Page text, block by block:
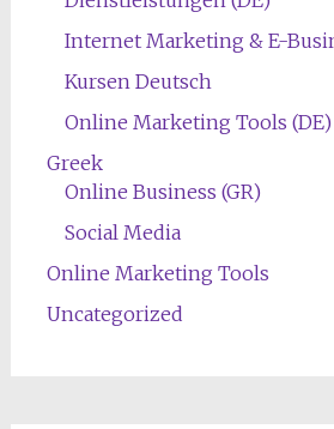
Internet Marketing & E-
Kursen Deutsch
Online Marketing Tools (DE)
Greek
Online Business (GR)
Social Media
Online Marketing Tools
Uncategorized